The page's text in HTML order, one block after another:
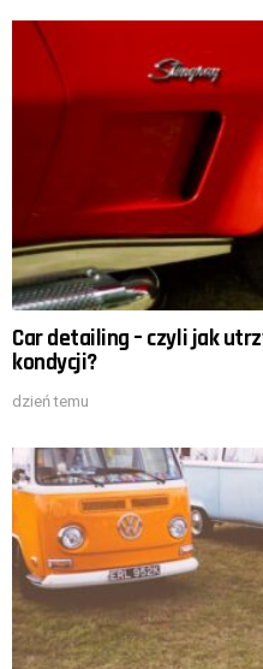
Car detailing – czyli jak
kondycji?
dzień temu